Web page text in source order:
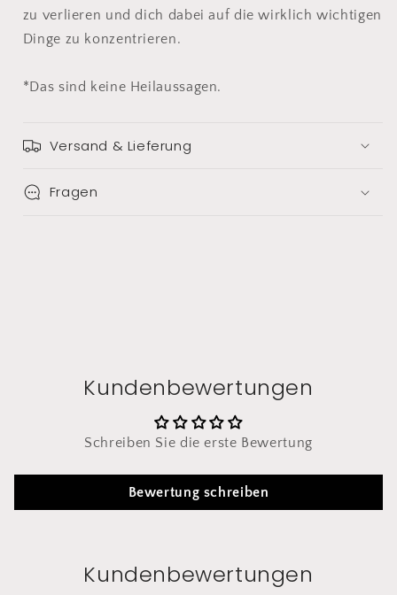
zu verlieren und dich dabei auf die wirklich wichtigen
Dinge zu konzentrieren.
*Das sind keine Heilaussagen.
Versand & Lieferung
Fragen
Kundenbewertungen
Schreiben Sie die erste Bewertung
Bewertung schreiben
Kundenbewertungen